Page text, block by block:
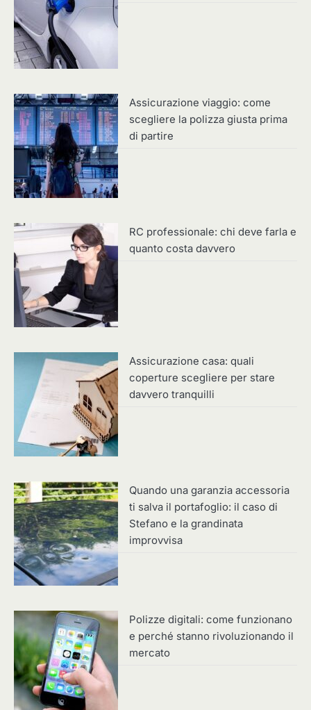
Assicurazione viaggio: come
scegliere la polizza giusta prima
di partire
RC professionale: chi deve farla e
quanto costa davvero
Assicurazione casa: quali
coperture scegliere per stare
davvero tranquilli
Quando una garanzia accessoria
ti salva il portafoglio: il caso di
Stefano e la grandinata
improvvisa
Polizze digitali: come funzionano
e perché stanno rivoluzionando il
mercato